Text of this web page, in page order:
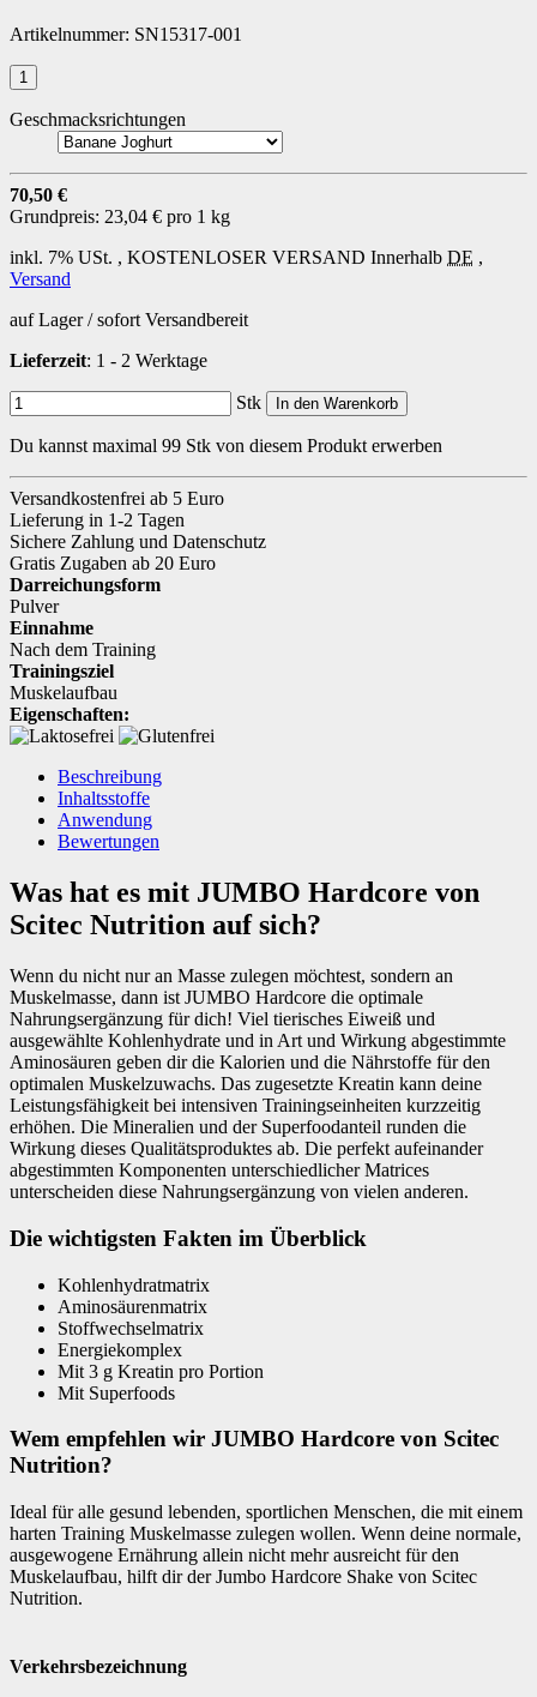
Artikelnummer: SN15317-001
Geschmacksrichtungen
70,50 €
Grundpreis: 23,04 € pro 1 kg
inkl. 7% USt. , KOSTENLOSER VERSAND Innerhalb DE ,
Versand
auf Lager / sofort Versandbereit
Lieferzeit: 1 - 2 Werktage
Stk In den Warenkorb
Du kannst maximal 99 Stk von diesem Produkt erwerben
Versandkostenfrei ab 5 Euro
Lieferung in 1-2 Tagen
Sichere Zahlung und Datenschutz
Gratis Zugaben ab 20 Euro
Darreichungsform
Pulver
Einnahme
Nach dem Training
Trainingsziel
Muskelaufbau
Eigenschaften:
Beschreibung
Inhaltsstoffe
Anwendung
Bewertungen
Was hat es mit JUMBO Hardcore von
Scitec Nutrition auf sich?
Wenn du nicht nur an Masse zulegen möchtest, sondern an
Muskelmasse, dann ist JUMBO Hardcore die optimale
Nahrungsergänzung für dich! Viel tierisches Eiweiß und
ausgewählte Kohlenhydrate und in Art und Wirkung abgestimmte
Aminosäuren geben dir die Kalorien und die Nährstoffe für den
optimalen Muskelzuwachs. Das zugesetzte Kreatin kann deine
Leistungsfähigkeit bei intensiven Trainingseinheiten kurzzeitig
erhöhen. Die Mineralien und der Superfoodanteil runden die
Wirkung dieses Qualitätsproduktes ab. Die perfekt aufeinander
abgestimmten Komponenten unterschiedlicher Matrices
unterscheiden diese Nahrungsergänzung von vielen anderen.
Die wichtigsten Fakten im Überblick
Kohlenhydratmatrix
Aminosäurenmatrix
Stoffwechselmatrix
Energiekomplex
Mit 3 g Kreatin pro Portion
Mit Superfoods
Wem empfehlen wir JUMBO Hardcore von Scitec
Nutrition?
Ideal für alle gesund lebenden, sportlichen Menschen, die mit einem
harten Training Muskelmasse zulegen wollen. Wenn deine normale,
ausgewogene Ernährung allein nicht mehr ausreicht für den
Muskelaufbau, hilft dir der Jumbo Hardcore Shake von Scitec
Nutrition.
Verkehrsbezeichnung